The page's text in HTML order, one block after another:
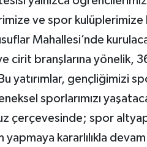
ve spor
Mahallesi’nde
cirit branşlarına yönelik,
yatırımlar, gençliğimizi
sporlarımızı
çerçevesinde; spor
kararlılıkla